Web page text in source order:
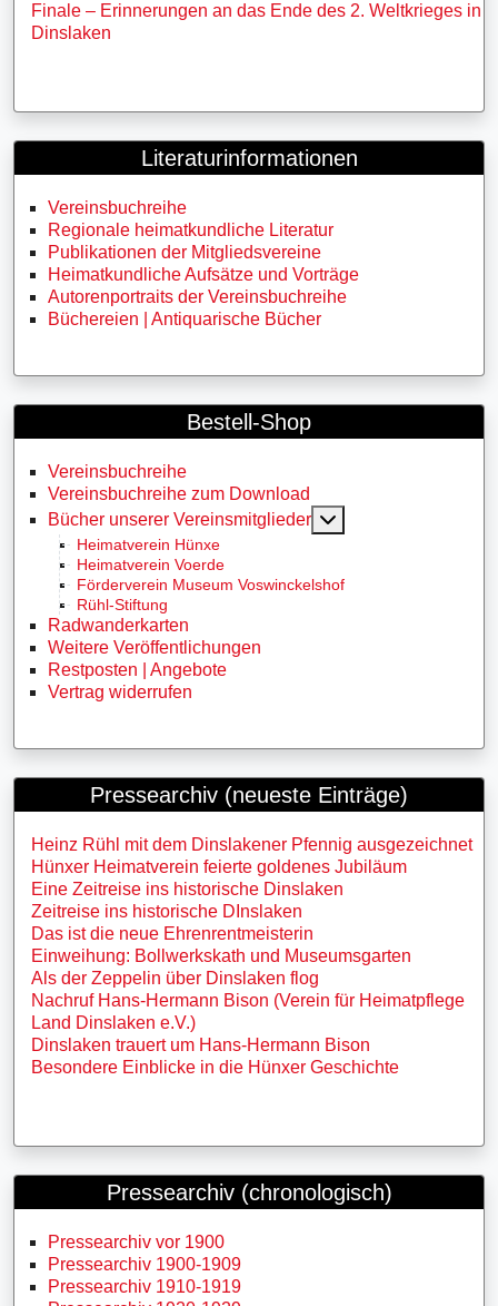
Finale – Erinnerungen an das Ende des 2. Weltkrieges in
Dinslaken
Literaturinformationen
Vereinsbuchreihe
Regionale heimatkundliche Literatur
Publikationen der Mitgliedsvereine
Heimatkundliche Aufsätze und Vorträge
Autorenportraits der Vereinsbuchreihe
Büchereien | Antiquarische Bücher
Bestell-Shop
Vereinsbuchreihe
Vereinsbuchreihe zum Download
Bücher unserer Vereinsmitglieder
Heimatverein Hünxe
Heimatverein Voerde
Förderverein Museum Voswinckelshof
Rühl-Stiftung
Radwanderkarten
Weitere Veröffentlichungen
Restposten | Angebote
Vertrag widerrufen
Pressearchiv (neueste Einträge)
Heinz Rühl mit dem Dinslakener Pfennig ausgezeichnet
Hünxer Heimatverein feierte goldenes Jubiläum
Eine Zeitreise ins historische Dinslaken
Zeitreise ins historische DInslaken
Das ist die neue Ehrenrentmeisterin
Einweihung: Bollwerkskath und Museumsgarten
Als der Zeppelin über Dinslaken flog
Nachruf Hans-Hermann Bison (Verein für Heimatpflege
Land Dinslaken e.V.)
Dinslaken trauert um Hans-Hermann Bison
Besondere Einblicke in die Hünxer Geschichte
Pressearchiv (chronologisch)
Pressearchiv vor 1900
Pressearchiv 1900-1909
Pressearchiv 1910-1919